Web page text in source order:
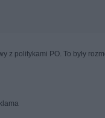
z politykami PO. To były